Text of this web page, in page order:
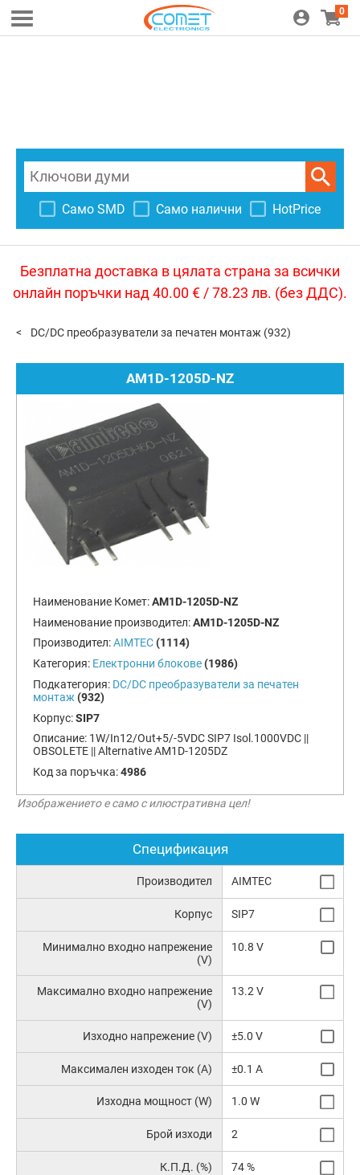
0
Само SMD Само налични HotPrice
Безплатна доставка в цялата страна за всички
онлайн поръчки над 40.00 € / 78.23 лв. (без ДДС).
DC/DC преобразуватели за печатен монтаж (932)
AM1D-1205D-NZ
Наименование Комет:AM1D-1205D-NZ
Наименование производител:AM1D-1205D-NZ
Производител:AIMTEC (1114)
Категория: Електронни блокове (1986)
Подкатегория: DC/DC преобразуватели за печатен
монтаж (932)
Корпус:SIP7
Описание: 1W/In12/Out+5/-5VDC SIP7 Isol.1000VDC ||
OBSOLETE || Alternative AM1D-1205DZ
Код за поръчка:4986
Изображението е само с илюстративна цел!
Спецификация
Производител AIMTEC
Корпус SIP7
Минимално входно напрежение
(V)
10.8 V
Максимално входно напрежение
(V)
13.2 V
Изходно напрежение (V) ±5.0 V
Максимален изходен ток (A) ±0.1 A
Изходна мощност (W) 1.0 W
Брой изходи 2
К.П.Д. (%) 74 %